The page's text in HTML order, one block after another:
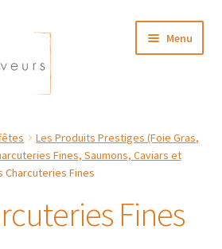
Menu
end
Les Produits Prestiges (Foie Gras,
Fines, Saumons, Caviars et
Charcuteries Fines
Fines